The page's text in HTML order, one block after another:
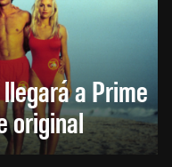
a Prime
original